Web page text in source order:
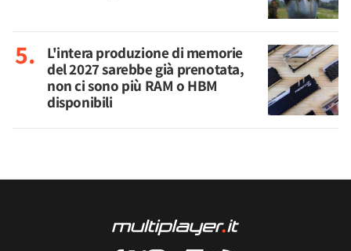
L'intera produzione di memorie
del 2027 sarebbe già prenotata,
non ci sono più RAM o HBM
disponibili